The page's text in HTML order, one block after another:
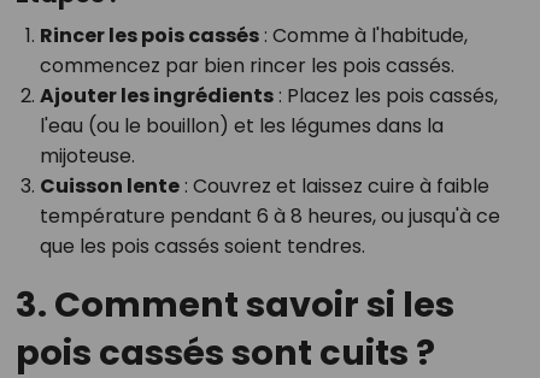
Rincer les pois cassés: Comme à l'habitude,
commencez par bien rincer les pois cassés.
Ajouter les ingrédients: Placez les pois cassés,
l'eau (ou le bouillon) et les légumes dans la
mijoteuse.
Cuisson lente: Couvrez et laissez cuire à faible
température pendant 6 à 8 heures, ou jusqu'à ce
que les pois cassés soient tendres.
3. Comment savoir si les
pois cassés sont cuits ?